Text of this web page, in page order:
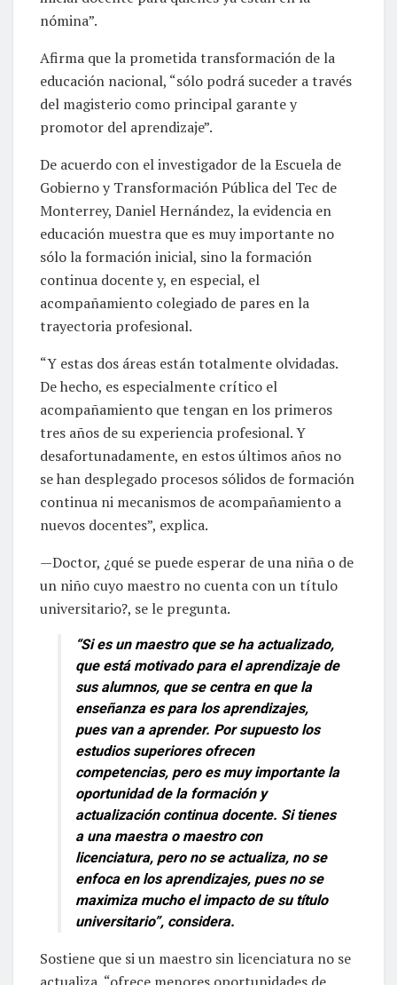
nómina”.
Afirma que la prometida transformación de la
educación nacional, “sólo podrá suceder a través
del magisterio como principal garante y
promotor del aprendizaje”.
De acuerdo con el investigador de la Escuela de
Gobierno y Transformación Pública del Tec de
Monterrey, Daniel Hernández, la evidencia en
educación muestra que es muy importante no
sólo la formación inicial, sino la formación
continua docente y, en especial, el
acompañamiento colegiado de pares en la
trayectoria profesional.
“Y estas dos áreas están totalmente olvidadas.
De hecho, es especialmente crítico el
acompañamiento que tengan en los primeros
tres años de su experiencia profesional. Y
desafortunadamente, en estos últimos años no
se han desplegado procesos sólidos de formación
continua ni mecanismos de acompañamiento a
nuevos docentes”, explica.
—Doctor, ¿qué se puede esperar de una niña o de
un niño cuyo maestro no cuenta con un título
universitario?, se le pregunta.
“Si es un maestro que se ha actualizado,
que está motivado para el aprendizaje de
sus alumnos, que se centra en que la
enseñanza es para los aprendizajes,
pues van a aprender. Por supuesto los
estudios superiores ofrecen
competencias, pero es muy importante la
oportunidad de la formación y
actualización continua docente. Si tienes
a una maestra o maestro con
licenciatura, pero no se actualiza, no se
enfoca en los aprendizajes, pues no se
maximiza mucho el impacto de su título
universitario”, considera.
Sostiene que si un maestro sin licenciatura no se